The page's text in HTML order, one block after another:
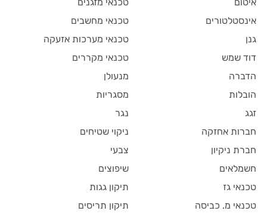
אינסטלטורים
גנן
דוד שמש
הדברה
הובלות
זגג
חברות אחזקה
חברת ניקיון
חשמלאים
טכנאי גז
טכנאי מ. כביסה
טכנאי מחשבים
טכנאי מערכות אזעקה
טכנאי מקררים
מנעולן
מסגריות
נגר
ניקוי שטיחים
צבעי
שיפוצים
תיקון גגות
תיקון תריסים